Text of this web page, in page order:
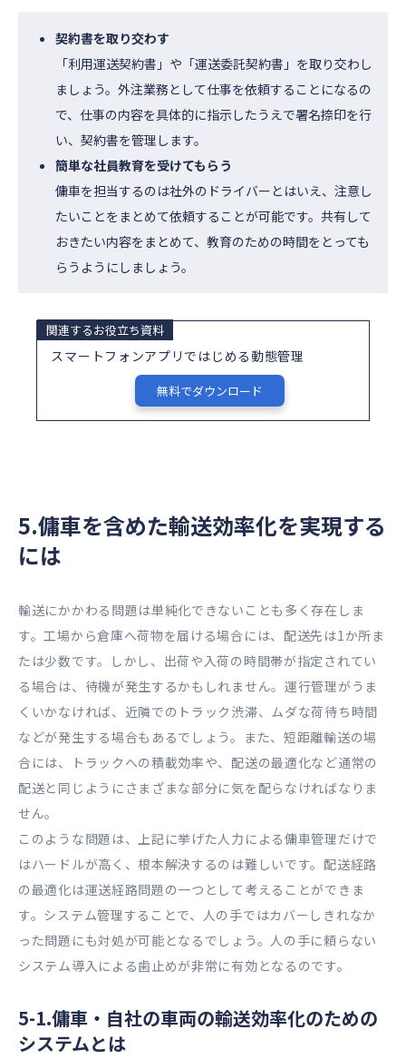
契約書を取り交わす
「利用運送契約書」や「運送委託契約書」を取り交わし
ましょう。外注業務として仕事を依頼することになるの
で、仕事の内容を具体的に指示したうえで署名捺印を行
い、契約書を管理します。
簡単な社員教育を受けてもらう
傭車を担当するのは社外のドライバーとはいえ、注意し
たいことをまとめて依頼することが可能です。共有して
おきたい内容をまとめて、教育のための時間をとっても
らうようにしましょう。
関連するお役立ち資料
スマートフォンアプリではじめる動態管理
無料でダウンロード
5.傭車を含めた輸送効率化を実現する
には
輸送にかかわる問題は単純化できないことも多く存在しま
す。工場から倉庫へ荷物を届ける場合には、配送先は1か所ま
たは少数です。しかし、出荷や入荷の時間帯が指定されてい
る場合は、待機が発生するかもしれません。運行管理がうま
くいかなければ、近隣でのトラック渋滞、ムダな荷待ち時間
などが発生する場合もあるでしょう。また、短距離輸送の場
合には、トラックへの積載効率や、配送の最適化など通常の
配送と同じようにさまざまな部分に気を配らなければなりま
せん。
このような問題は、上記に挙げた人力による傭車管理だけで
はハードルが高く、根本解決するのは難しいです。配送経路
の最適化は運送経路問題の一つとして考えることができま
す。システム管理することで、人の手ではカバーしきれなか
った問題にも対処が可能となるでしょう。人の手に頼らない
システム導入による歯止めが非常に有効となるのです。
5-1.傭車・自社の車両の輸送効率化のための
システムとは